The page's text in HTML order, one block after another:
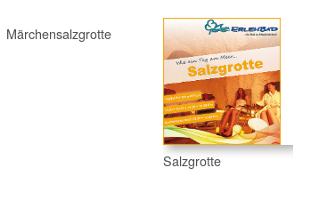
Märchensalzgrotte
Salzgrotte